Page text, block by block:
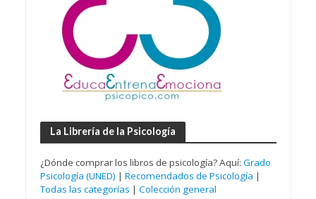
La Librería de la Psicología
¿Dónde comprar los libros de psicología? Aquí: Grado
Psicología (UNED) | Recomendados de Psicología |
Todas las categorías | Colección general